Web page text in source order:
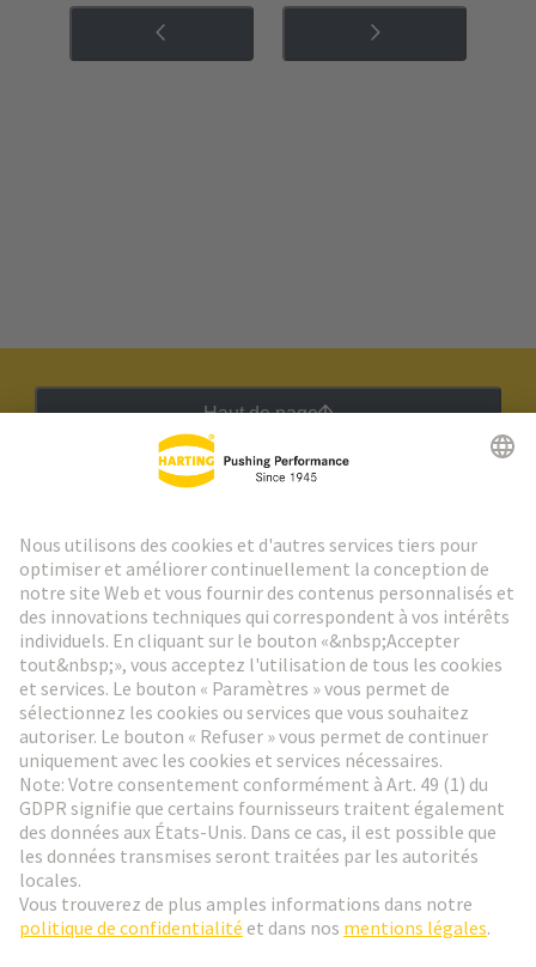
Haut de page
Aller à l'inscription
Social Media
France Français